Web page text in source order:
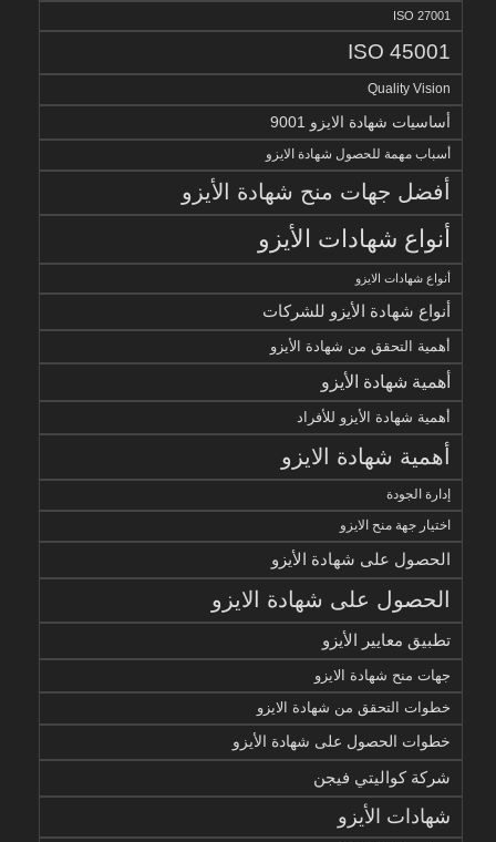
ISO 27001
ISO 45001
Quality Vision
أساسيات شهادة الايزو 9001
أسباب مهمة للحصول شهادة الايزو
أفضل جهات منح شهادة الأيزو
أنواع شهادات الأيزو
أنواع شهادات الايزو
أنواع شهادة الأيزو للشركات
أهمية التحقق من شهادة الأيزو
أهمية شهادة الأيزو
أهمية شهادة الأيزو للأفراد
أهمية شهادة الايزو
إدارة الجودة
اختيار جهة منح الايزو
الحصول على شهادة الأيزو
الحصول على شهادة الايزو
تطبيق معايير الأيزو
جهات منح شهادة الايزو
خطوات التحقق من شهادة الايزو
خطوات الحصول على شهادة الأيزو
شركة كواليتي فيجن
شهادات الأيزو